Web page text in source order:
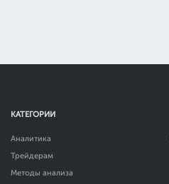
КАТЕГОРИИ
Аналитика
Трейдерам
Методы анализа